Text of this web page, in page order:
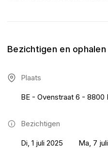
Bezichtigen en ophalen
Plaats
BE - Ovenstraat 6 - 8800
Bezichtigen
Di, 1 juli 2025
Ma, 7